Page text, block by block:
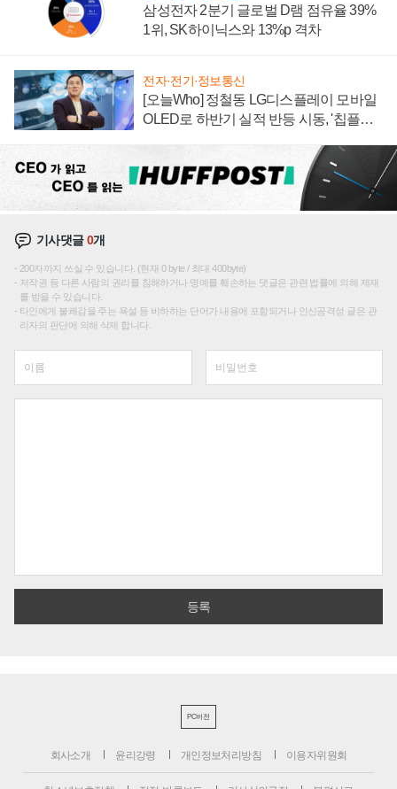
삼성전자 2분기 글로벌 D램 점유율 39%
1위, SK하이닉스와 13%p 격차
전자·전기·정보통신
[오늘Who] 정철동 LG디스플레이 모바일
OLED로 하반기 실적 반등 시동, '칩플레
기사댓글0개
200자까지 쓰실 수 있습니다. (현재 0 byte / 최대 400byte)
저작권 등 다른 사람의 권리를 침해하거나 명예를 훼손하는 댓글은 관련 법률에 의해 제재
를 받을 수 있습니다.
타인에게 불쾌감을 주는 욕설 등 비하하는 단어가 내용에 포함되거나 인신공격성 글은 관
리자의 판단에 의해 삭제 합니다.
PC버전
회사소개 윤리강령 개인정보처리방침 이용자위원회